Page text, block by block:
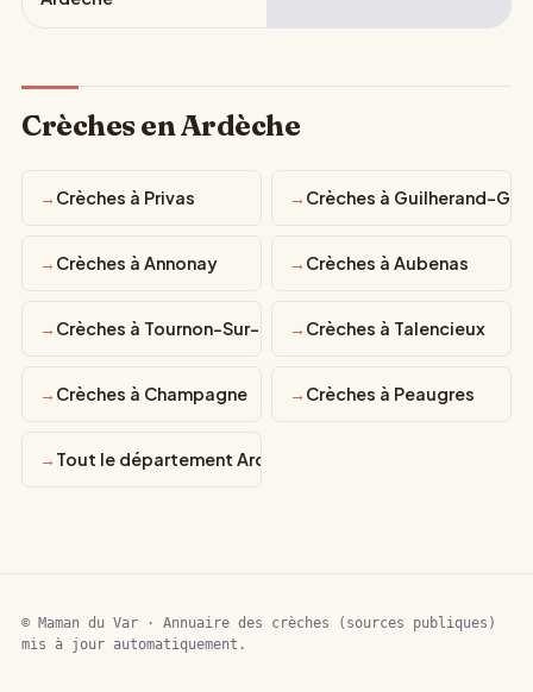
Crèches en Ardèche
Crèches à Privas Crèches à Guilherand-
Crèches à Annonay Crèches à Aubenas
Crèches à Tournon-Sur-RhôneCrèches à Talencieux
Crèches à Champagne Crèches à Peaugres
Tout le département Ardèche
© Maman du Var · Annuaire des crèches (sources publiques)
mis à jour automatiquement.